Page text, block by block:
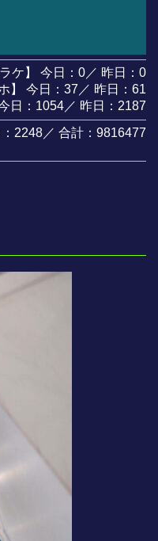
ラケ】 今日：0／ 昨日：0
】 今日：37／ 昨日：61
日：1054／ 昨日：2187
2248／ 合計：9816477